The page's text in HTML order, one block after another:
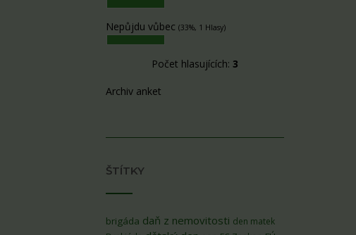
Nepůjdu vůbec (33%, 1 Hlasy)
Počet hlasujících: 3
Archiv anket
ŠTÍTKY
brigáda daň z nemovitosti den matek